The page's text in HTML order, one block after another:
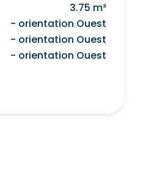
3.75 m²
- orientation Ouest
- orientation Ouest
- orientation Ouest